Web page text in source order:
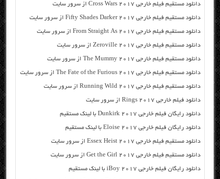
دانلود مستقیم فیلم خارجی Cross Wars 2017 از سرور سایت
دانلود مستقیم فیلم خارجی Fifty Shades Darker 2017 از سرور سایت
دانلود مستقیم فیلم خارجی From Straight As 2017 از سرور سایت
دانلود مستقیم فیلم خارجی Zeroville 2017 از سرور سایت
دانلود مستقیم فیلم خارجی The Mummy 2017 از سرور سایت
دانلود مستقیم فیلم خارجی The Fate of the Furious 2017 از سرور سایت
دانلود مستقیم فیلم خارجی Running Wild 2017 از سرور سایت
دانلود فیلم خارجی Rings 2017 از سرور سایت
دانلود رایگان فیلم خارجی Dunkirk 2017 با لینک مستقیم
دانلود رایگان فیلم خارجی Eloise 2017 با لینک مستقیم
دانلود مستقیم فیلم خارجی Essex Heist 2017 از سرور سایت
دانلود مستقیم فیلم خارجی Get the Girl 2017 از سرور سایت
دانلود رایگان فیلم خارجی iBoy 2017 با لینک مستقیم